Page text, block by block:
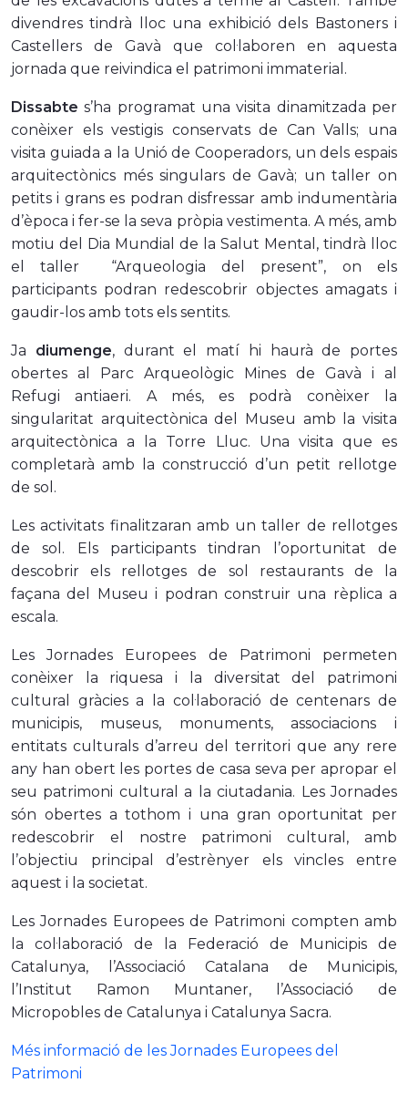
divendres tindrà lloc una exhibició dels Bastoners i
Castellers de Gavà que col·laboren en aquesta
jornada que reivindica el patrimoni immaterial.
Dissabte s’ha programat una visita dinamitzada per
conèixer els vestigis conservats de Can Valls; una
visita guiada a la Unió de Cooperadors, un dels espais
arquitectònics més singulars de Gavà; un taller on
petits i grans es podran disfressar amb indumentària
d’època i fer-se la seva pròpia vestimenta. A més, amb
motiu del Dia Mundial de la Salut Mental, tindrà lloc
el taller
“Arqueologia del present”, on els
participants podran redescobrir objectes amagats i
gaudir-los amb tots els sentits.
Ja diumenge, durant el matí hi haurà de portes
obertes al Parc Arqueològic Mines de Gavà i al
Refugi antiaeri. A més, es podrà conèixer la
singularitat arquitectònica del Museu amb la visita
arquitectònica a la Torre Lluc. Una visita que es
completarà amb la construcció d’un petit rellotge
de sol.
Les activitats finalitzaran amb un taller de rellotges
de sol. Els participants tindran l’oportunitat de
descobrir els rellotges de sol restaurants de la
façana del Museu i podran construir una rèplica a
escala.
Les Jornades Europees de Patrimoni permeten
conèixer la riquesa i la diversitat del patrimoni
cultural gràcies a la col·laboració de centenars de
municipis, museus, monuments, associacions i
entitats culturals d’arreu del territori que any rere
any han obert les portes de casa seva per apropar el
seu patrimoni cultural a la ciutadania. Les Jornades
són obertes a tothom i una gran oportunitat per
redescobrir el nostre patrimoni cultural, amb
l’objectiu principal d’estrènyer els vincles entre
aquest i la societat.
Les Jornades Europees de Patrimoni compten amb
la col·laboració de la Federació de Municipis de
Catalunya, l’Associació Catalana de Municipis,
l’Institut Ramon Muntaner, l’Associació de
Micropobles de Catalunya i Catalunya Sacra.
Més informació de les Jornades Europees del
Patrimoni